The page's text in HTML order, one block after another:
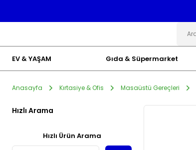
EV & YAŞAM Gıda & Süpermarket
Anasayfa Kırtasiye & Ofis Masaüstü Gereçleri
Hızlı Arama
Hızlı Ürün Arama